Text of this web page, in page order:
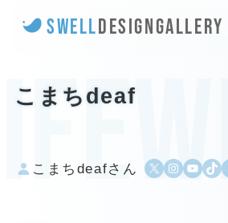
SWELLDESIGNGALLERY
こまちdeaf
こまちdeafさん X